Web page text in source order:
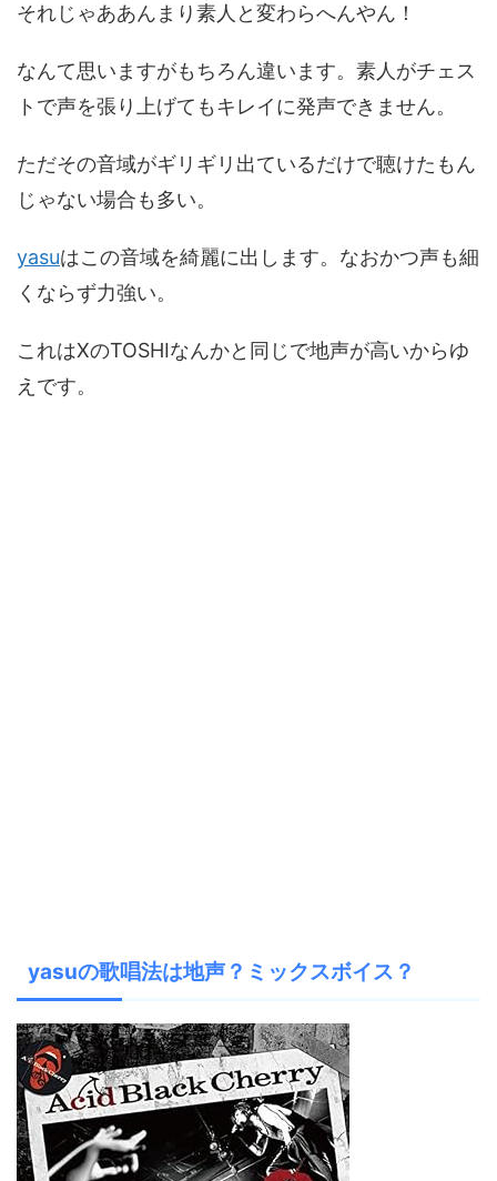
それじゃああんまり素人と変わらへんやん！
なんて思いますがもちろん違います。素人がチェス
トで声を張り上げてもキレイに発声できません。
ただその音域がギリギリ出ているだけで聴けたもん
じゃない場合も多い。
yasuはこの音域を綺麗に出します。なおかつ声も細
くならず力強い。
これはXのTOSHIなんかと同じで地声が高いからゆ
えです。
yasuの歌唱法は地声？ミックスボイス？